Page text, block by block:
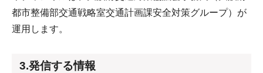
都市整備部交通戦略室交通計画課安全対策グループ）が
運用します。
3.発信する情報